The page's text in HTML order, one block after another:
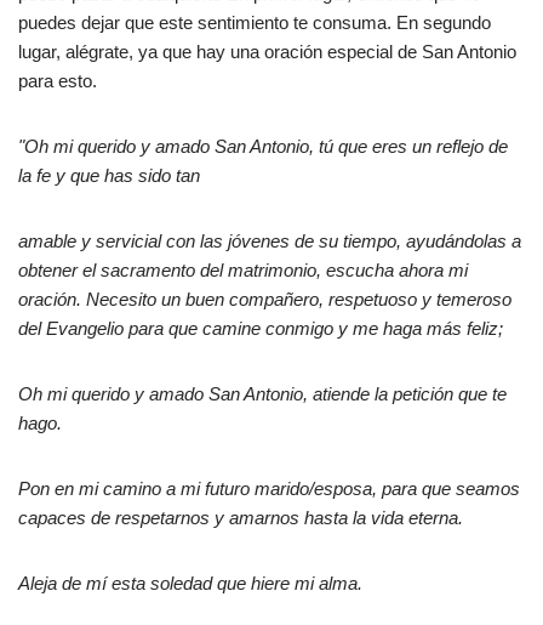
puedes dejar que este sentimiento te consuma. En segundo
lugar, alégrate, ya que hay una oración especial de San Antonio
para esto.
"Oh mi querido y amado San Antonio, tú que eres un reflejo de
la fe y que has sido tan
amable y servicial con las jóvenes de su tiempo, ayudándolas a
obtener el sacramento del matrimonio, escucha ahora mi
oración. Necesito un buen compañero, respetuoso y temeroso
del Evangelio para que camine conmigo y me haga más feliz;
Oh mi querido y amado San Antonio, atiende la petición que te
hago.
Pon en mi camino a mi futuro marido/esposa, para que seamos
capaces de respetarnos y amarnos hasta la vida eterna.
Aleja de mí esta soledad que hiere mi alma.